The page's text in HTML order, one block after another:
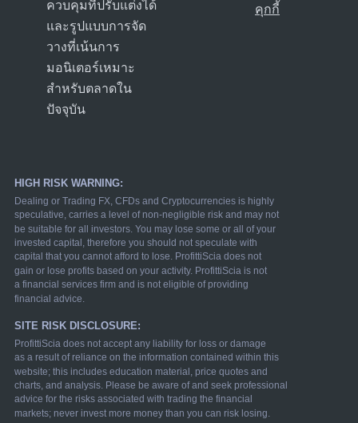
ควบคุมที่ปรับแต่งได้
และรูปแบบการจัด
วางที่เน้นการ
มอนิเตอร์เหมาะ
สำหรับตลาดใน
ปัจจุบัน
คุกกี้